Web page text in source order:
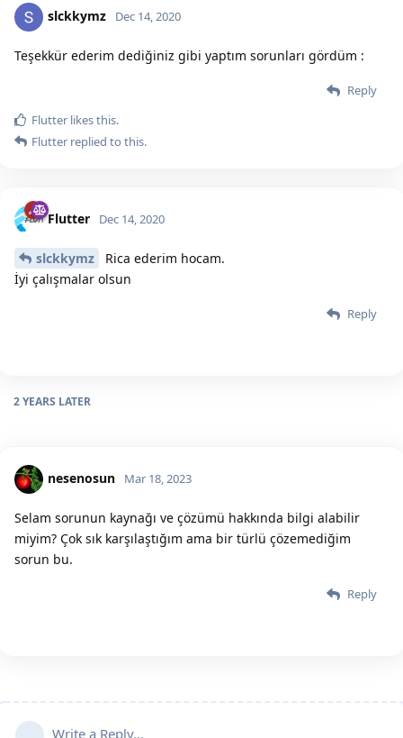
slckkymz Dec 14, 2020
Teşekkür ederim dediğiniz gibi yaptım sorunları gördüm :
Reply
Flutter likes this.
Flutter replied to this.
Flutter Dec 14, 2020
slckkymz
Rica ederim hocam.
İyi çalışmalar olsun
Reply
2 YEARS LATER
nesenosun Mar 18, 2023
Selam sorunun kaynağı ve çözümü hakkında bilgi alabilir
miyim? Çok sık karşılaştığım ama bir türlü çözemediğim
sorun bu.
Reply
Write a Reply...